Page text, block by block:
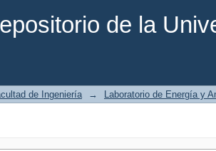
de la
de Ingeniería → Laboratorio de Energía y